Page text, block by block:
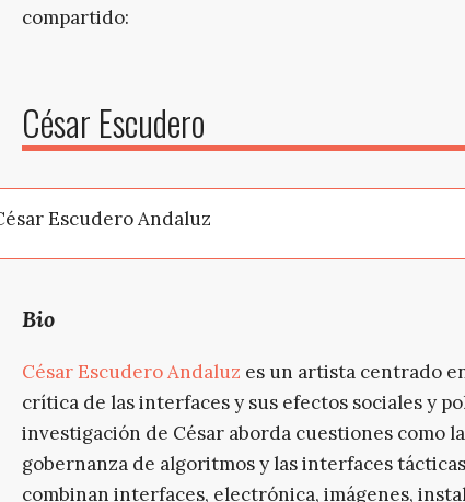
compartido:
César Escudero
Bio
César Escudero Andaluz es un artista centrado
crítica de las interfaces y sus efectos sociales y
investigación de César aborda cuestiones como
gobernanza de algoritmos y las interfaces
combinan interfaces, electrónica, imágenes,